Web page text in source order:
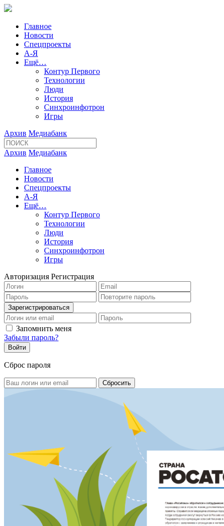
Главное
Новости
Спецпроекты
А-Я
Ещё…
Контур Первого
Технологии
Люди
История
Синхроинфотрон
Игры
Архив Медиабанк
Архив Медиабанк
Главное
Новости
Спецпроекты
А-Я
Ещё…
Контур Первого
Технологии
Люди
История
Синхроинфотрон
Игры
Авторизация Регистрация
Запомнить меня
Забыли пароль?
Сброс пароля